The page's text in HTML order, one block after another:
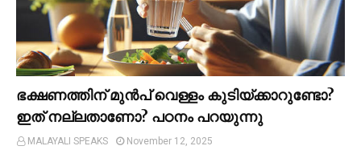
ഭക്ഷണത്തിന് മുന്‍പ് വെള്ളം കുടിയ്ക്കാറുണ്ടോ?
ഇത് നല്ലതാണോ? പഠനം പറയുന്നു
MALAYALI SPEAKS
November 12, 2025